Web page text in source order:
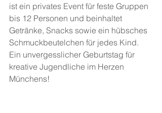
ist ein privates Event für feste Gruppen
bis 12 Personen und beinhaltet
Getränke, Snacks sowie ein hübsches
Schmuckbeutelchen für jedes Kind.
Ein unvergesslicher Geburtstag für
kreative Jugendliche im Herzen
Münchens!